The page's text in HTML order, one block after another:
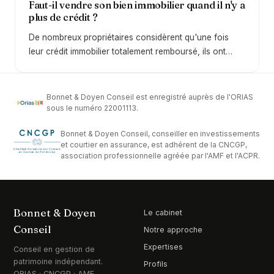
de la rémunération, comment sont taxés les
est souvent une mauvaise idée, et comment optimiser
intelligemment la répartition entre salaire et dividendes
Faut-il vendre son bien immobilier quand il n'y a
plus de crédit ?
De nombreux propriétaires considèrent qu'une fois
leur crédit immobilier totalement remboursé, ils ont
repose pourtant très souvent sur une analyse
incomplète de la rentabilité réelle du bien concerné.
explications de Camil Mikolajczak, fondateur du
cabinet The Wealth Office, qui accompagne des
patrimoine financier compris entre 250 000 et 10
podcast L'Art de la Gestion Patrimoniale, et nous vous
proposons ici une synthèse complète permettant de
comprendre pourquoi céder un bien immobilier sans
crédit peut représenter une véritable opportunité
Bonnet & Doyen Conseil est enregistré auprès de l'ORIAS
sous le numéro 22001113.
Bonnet & Doyen Conseil, conseiller en investissements
et courtier en assurance, est adhérent de la CNCGP,
association professionnelle agréée par l'AMF et l'ACPR.
Bonnet & Doyen
Conseil
Conseil en gestion de
patrimoine indépendant.
Le cabinet
Notre approche
Expertises
Profils